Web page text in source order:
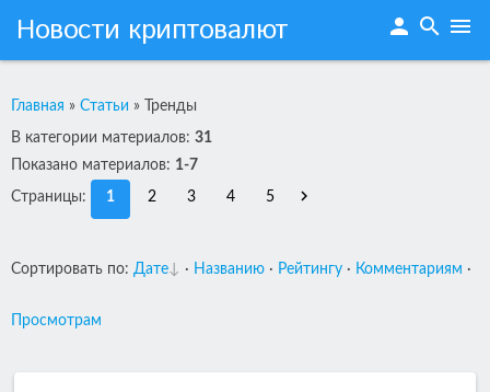
Новости криптовалют person search menu
Главная » Статьи » Тренды
В категории материалов: 31
Показано материалов: 1-7
Страницы: 1 2 3 4 5
Сортировать по: Дате · Названию · Рейтингу · Комментариям ·
Просмотрам